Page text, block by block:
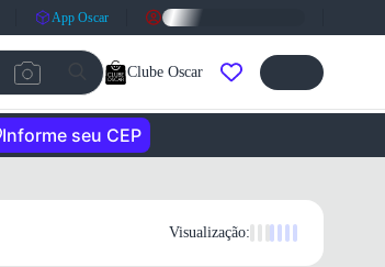
App Oscar
Clube Oscar
Informe seu CEP
Visualização: